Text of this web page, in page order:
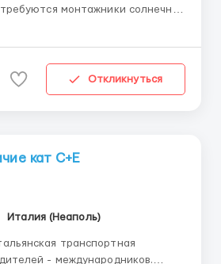
монтажники солнечных
испытательный срок (1.5 недели), - график ра...
Откликнуться
кат С+Е
Италия (Неаполь)
транспортная
- международников.